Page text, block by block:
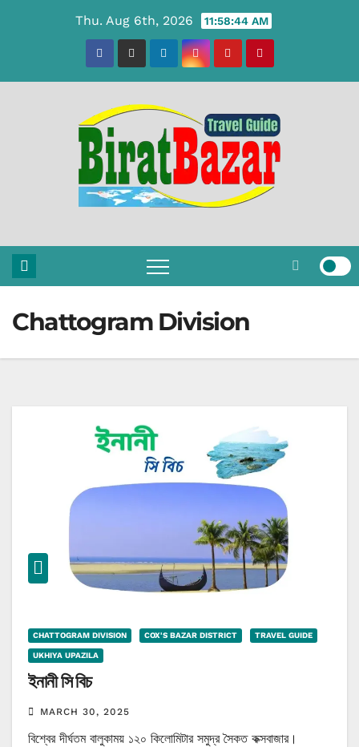
Thu. Aug 6th, 2026 11:58:45 AM
Chattogram Division
CHATTOGRAM DIVISION COX'S BAZAR DISTRICT TRAVEL GUIDE
UKHIYA UPAZILA
ইনানী সি বিচ
MARCH 30, 2025
বিশ্বের দীর্ঘতম বালুকাময় ১২০ কিলোমিটার সমুদ্র সৈকত কক্সবাজার।